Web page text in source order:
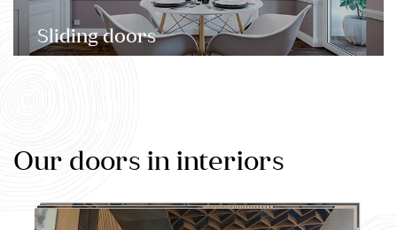
Sliding doors
Our doors in interiors